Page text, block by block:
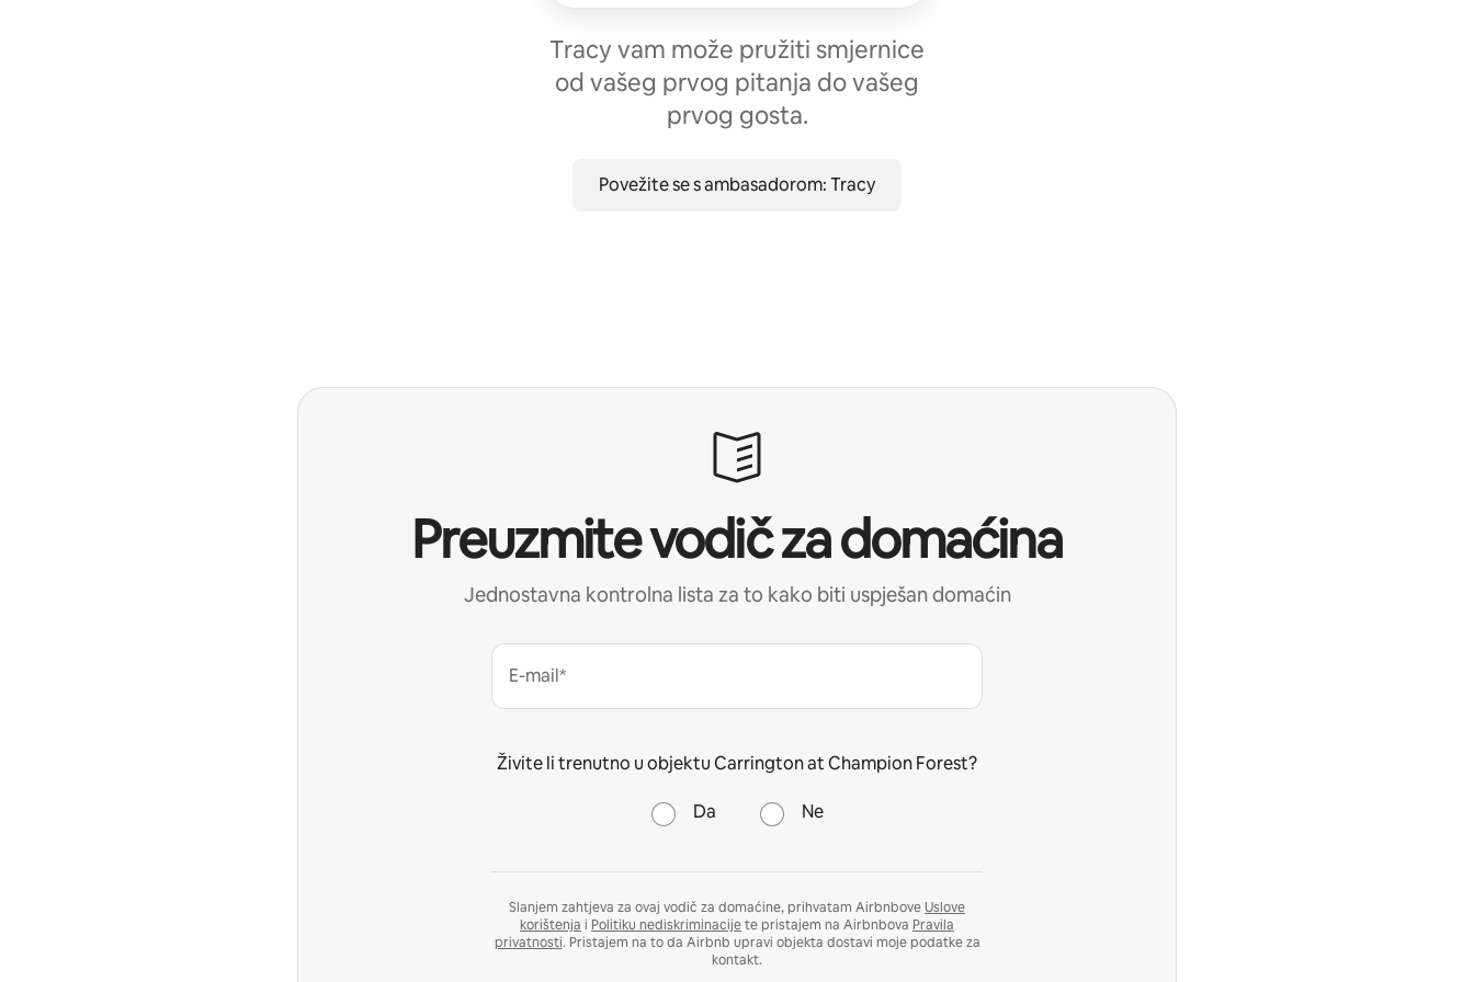
Tracy vam može pružiti smjernice
od vašeg prvog pitanja do vašeg
prvog gosta.
Povežite se s ambasadorom: Tracy
Preuzmite vodič za domaćina
Jednostavna kontrolna lista za to kako biti uspješan domaćin
E-mail*
Živite li trenutno u objektu Carrington at Champion Forest?
Da Ne
Slanjem zahtjeva za ovaj vodič za domaćine, prihvatam AirbnboveUslove
korištenja i Politiku nediskriminacijete pristajem na Airbnbova Pravila
privatnosti. Pristajem na to da Airbnb upravi objekta dostavi moje podatke za
kontakt.